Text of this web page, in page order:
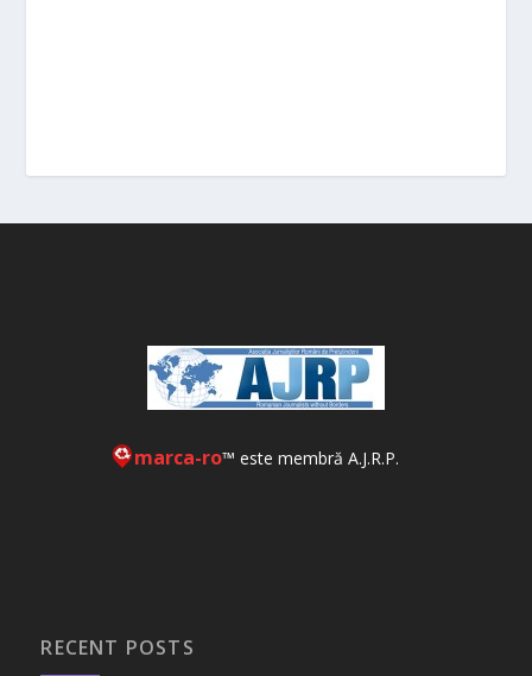
marca-ro™ este membră A.J.R.P.
RECENT POSTS